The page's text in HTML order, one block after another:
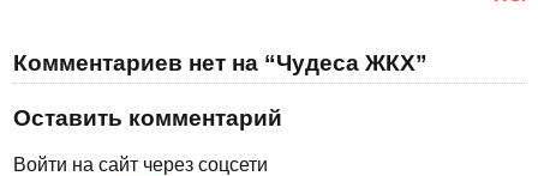
Комментариев нет на “Чудеса ЖКХ”
Оставить комментарий
Войти на сайт через соцсети